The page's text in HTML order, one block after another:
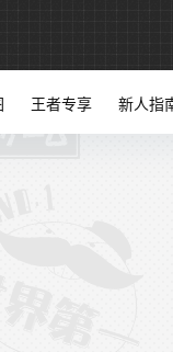
王者专享 新人指